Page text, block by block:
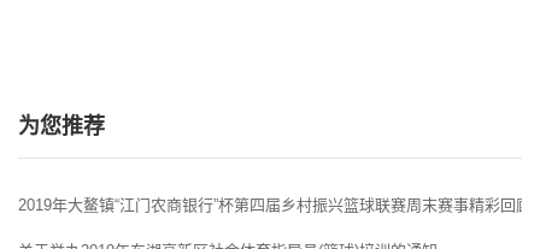
为您推荐
2019年大鳌镇“江门农商银行”杯第四届乡村振兴篮球联赛周末赛事精彩回顾